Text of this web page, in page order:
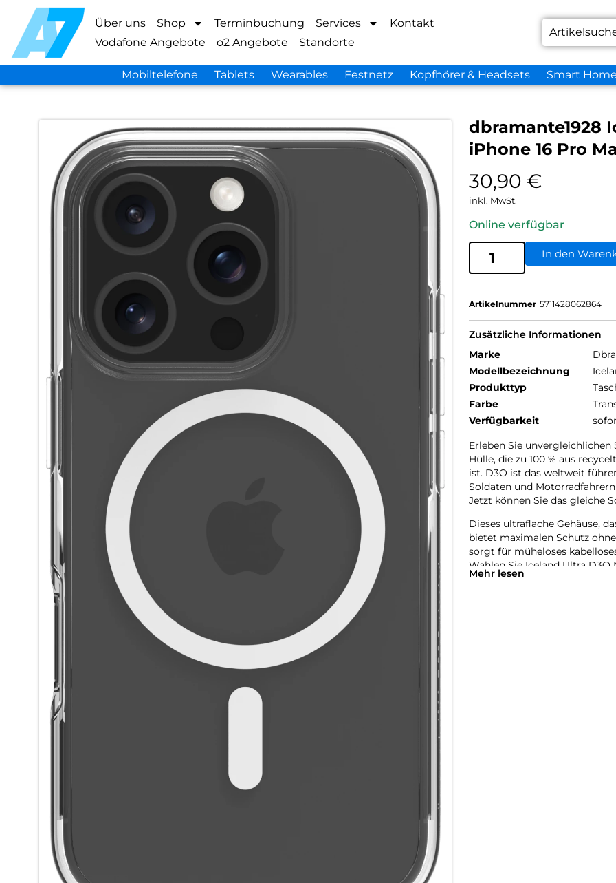
Über uns Shop Terminbuchung Services
Kontakt
Vodafone Angebote
o2 Angebote Standorte
Mobiltelefone Tablets Wearables Festnetz Kopfhörer & Headsets Smart
dbramante1928
iPhone 16 Pro
30,90 €
inkl. MwSt.
Online verfügbar
In den
Artikelnummer 5711428062864
Zusätzliche Informationen
Marke
Modellbezeichnung
Produkttyp
Farbe
Verfügbarkeit
Erleben Sie
Hülle, die zu 100 % aus
ist. D3O ist das weltweit
Soldaten und
Jetzt können Sie das gleiche
Dieses ultraflache Gehäuse,
bietet maximalen Schutz
sorgt für müheloses
Wählen Sie Iceland Ultra
Ihres Telefons.
Mehr lesen